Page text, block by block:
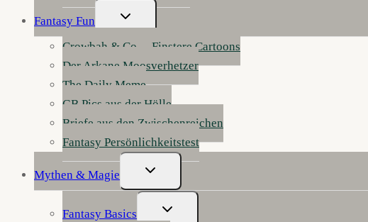
Fantasy Fun
Untermenü
Umschalten
Crowbah & Co. – Finstere Cartoons
Der Arkane Moosverhetzer
The Daily Meme
GB Pics aus der Hölle
Briefe aus den Zwischenreichen
Fantasy Persönlichkeitstest
Mythen & Magie
Untermenü
Umschalten
Fantasy Basics
Untermenü